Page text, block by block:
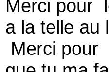
Merci pour
a la telle au
Merci